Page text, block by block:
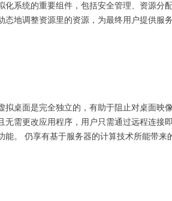
系统的重要组件，包括安全管理、资源分
地调整资源里的资源，为最终用户提供服务
桌面是完全独立的，有助于阻止对桌面映
需更改应用程序，用户只需通过远程连接
。 仍享有基于服务器的计算技术所能带